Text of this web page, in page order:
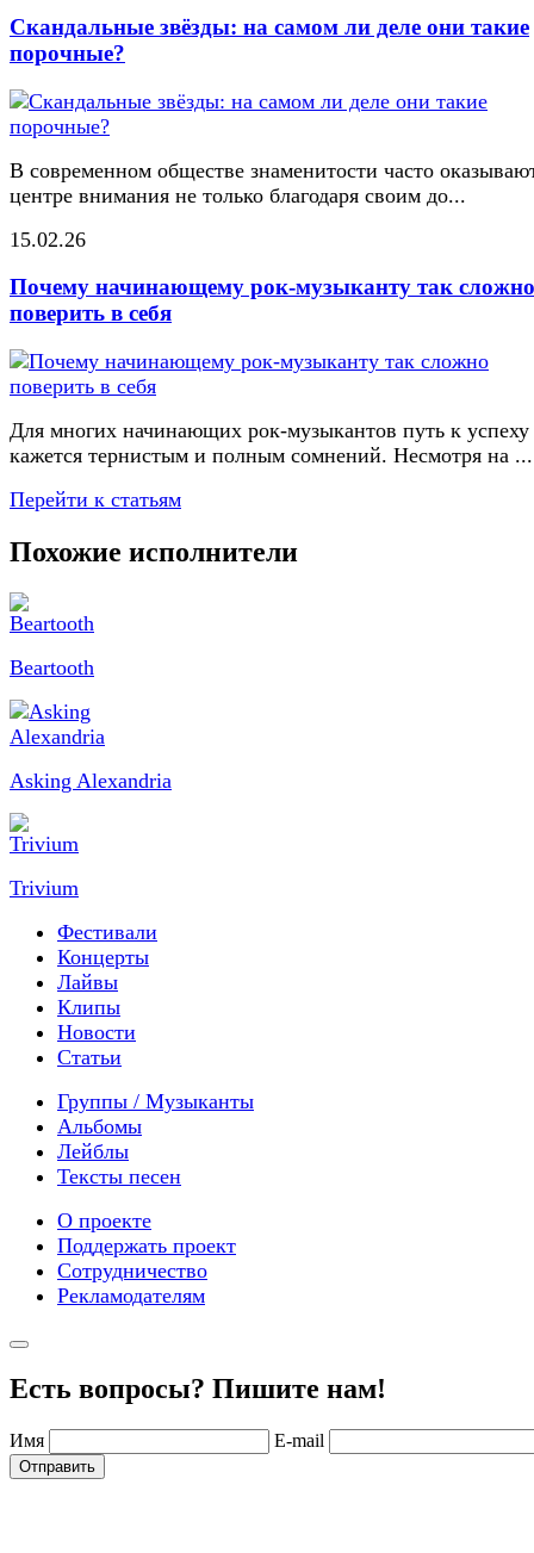
Скандальные звёзды: на самом ли деле они такие
порочные?
В современном обществе знаменитости часто
центре внимания не только благодаря своим до...
15.02.26
Почему начинающему рок-музыканту так сложно
поверить в себя
Для многих начинающих рок-музыкантов путь к успеху
кажется тернистым и полным сомнений. Несмотря на ...
Перейти к статьям
Похожие исполнители
Beartooth
Asking Alexandria
Trivium
Фестивали
Концерты
Лайвы
Клипы
Новости
Статьи
Группы / Музыканты
Альбомы
Лейблы
Тексты песен
О проекте
Поддержать проект
Сотрудничество
Рекламодателям
Есть вопросы? Пишите нам!
Имя E-mail